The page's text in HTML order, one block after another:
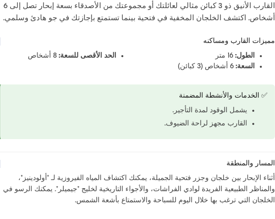
القارب الأنيق ذو 3 كبائن مثالي لعائلتك أو مجموعتك من الأصدقاء بسعة إبحار تصل إلى 6
أشخاص. اكتشف الخلجان المخفية في فتحية بينما تستمتع بإجازتك في جو هادئ وسلمي.
مميزات القارب ومساكنه
الطول:
السعة:
الحد الأقصى للسعة:
✅ الخدمات والأنشطة المضمنة
يشمل الوقود لمدة التأجير.
القارب مجهز لراحة الضيوف.
المسار والمنطقة
أثناء الإبحار بين خلجان وجزر فتحية الجميلة، يمكنك اكتشاف المياه الفيروزية لـ "أولودينيز"،
والمناظر الطبيعية الفريدة لوادي الفراشات، والأجواء التاريخية لخليج "جيميلر". يمكنك الرسو في
الخلجان التي ترغب بها خلال اليوم للسباحة والاستمتاع بأشعة الشمس.